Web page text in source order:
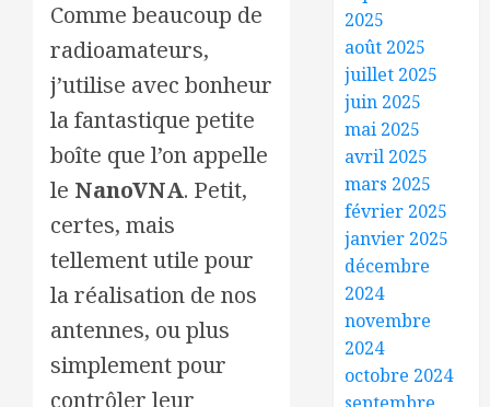
Comme beaucoup de
radioamateurs,
j’utilise avec bonheur
la fantastique petite
boîte que l’on appelle
le NanoVNA. Petit,
certes, mais
tellement utile pour
la réalisation de nos
antennes, ou plus
simplement pour
contrôler leur
2025
août 2025
juillet 2025
juin 2025
mai 2025
avril 2025
mars 2025
février 2025
janvier 2025
décembre
2024
novembre
2024
octobre 2024